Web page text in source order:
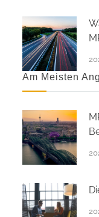
Am Meisten